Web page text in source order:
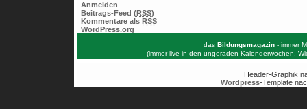
Anmelden
Beitrags-Feed (RSS)
Kommentare als RSS
WordPress.org
das Bildungsmagazin - immer
(immer live in den ungeraden Kalenderwochen,
Header-Graphik
Wordpress-Template